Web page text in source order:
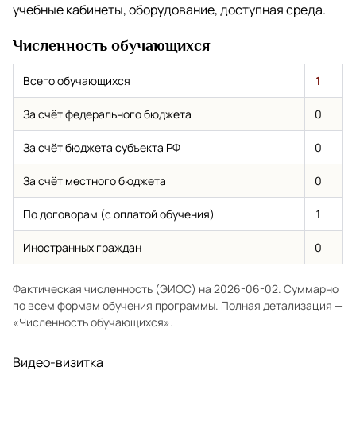
учебные кабинеты, оборудование, доступная среда.
Численность обучающихся
Всего обучающихся 1
За счёт федерального бюджета 0
За счёт бюджета субъекта РФ 0
За счёт местного бюджета 0
По договорам (с оплатой обучения) 1
Иностранных граждан 0
Фактическая численность (ЭИОС) на 2026-06-02. Суммарно
по всем формам обучения программы. Полная детализация —
«Численность обучающихся».
Видео-визитка